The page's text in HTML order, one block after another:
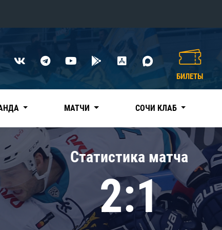
Нефтехимик
Трактор
Дивизион Чернышева
Авангард
Адмирал
КХЛ
БИЛЕТЫ
МАТЧИ СОЧИ КЛАБ
Статистика матча
2:1